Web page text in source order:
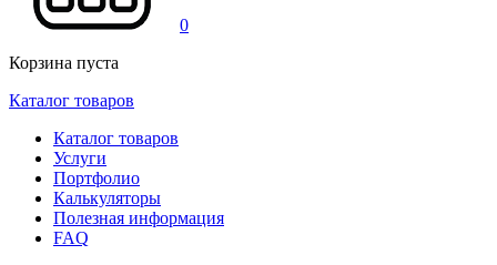
0
Корзина пуста
Каталог товаров
Каталог товаров
Услуги
Портфолио
Калькуляторы
Полезная информация
FAQ